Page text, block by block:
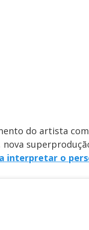
do artista
nova
interpretar o